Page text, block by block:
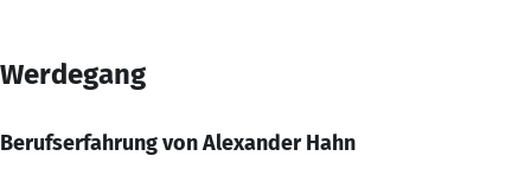
Werdegang
Berufserfahrung von Alexander Hahn